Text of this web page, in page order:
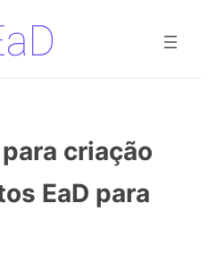
criação
EaD para